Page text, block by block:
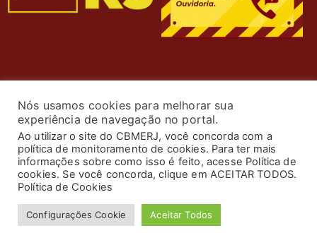
© 2024 Corpo de Bombeiros Militar do Estado do Rio de
Janeiro. Todos os Direitos Reservados. Desenvolvimento
por ASTI.
Nós usamos cookies para melhorar sua
experiência de navegação no portal.
Ao utilizar o site do CBMERJ, você concorda com a
política de monitoramento de cookies. Para ter mais
informações sobre como isso é feito, acesse Política de
cookies. Se você concorda, clique em ACEITAR TODOS.
Política de Cookies
Configurações Cookie Aceitar Todos